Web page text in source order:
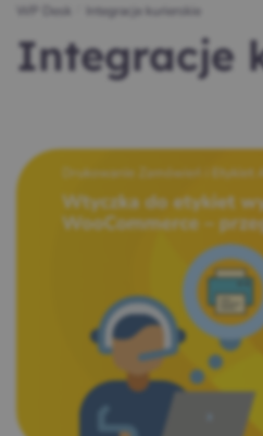
WP Desk Integracje kurierskie
Integracje